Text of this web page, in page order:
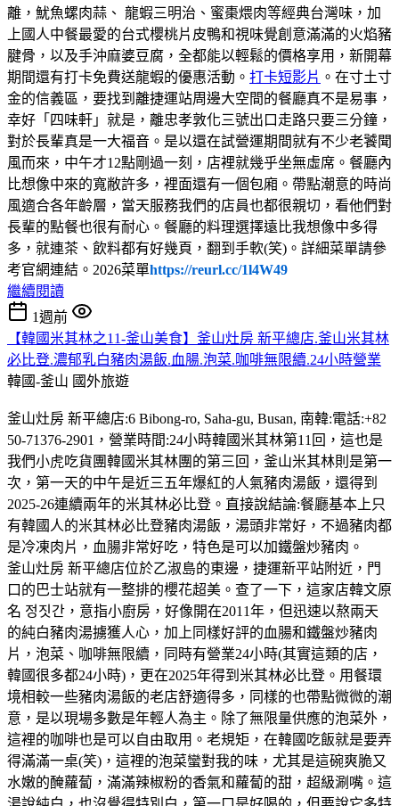
離，魷魚螺肉蒜、 龍蝦三明治、蜜棗煨肉等經典台灣味，加
上國人中餐最愛的台式櫻桃片皮鴨和視味覺創意滿滿的火焰豬
腱骨，以及手沖麻婆豆腐，全都能以輕鬆的價格享用，新開幕
期間還有打卡免費送龍蝦的優惠活動。 打卡短影片 。在寸土寸
金的信義區，要找到離捷運站周邊大空間的餐廳真不是易事，
幸好「四味軒」就是，離忠孝敦化三號出口走路只要三分鐘，
對於長輩真是一大福音。是以還在試營運期間就有不少老饕聞
風而來，中午才12點剛過一刻，店裡就幾乎坐無虛席。餐廳內
比想像中來的寬敝許多，裡面還有一個包廂。帶點潮意的時尚
風適合各年齡層，當天服務我們的店員也都很親切，看他們對
長輩的點餐也很有耐心。餐廳的料理選擇遠比我想像中多得
多，就連茶、飲料都有好幾頁，翻到手軟(笑)。詳細菜單請參
考官網連結。2026菜單https://reurl.cc/1l4W49
繼續閱讀
1週前
【韓國米其林之11-釜山美食】釜山灶房 新平總店.釜山米其林
必比登.濃郁乳白豬肉湯飯.血腸.泡菜.咖啡無限續.24小時營業
韓國-釜山 國外旅遊
釜山灶房 新平總店:6 Bibong-ro, Saha-gu, Busan, 南韓:電話:+82
50-71376-2901，營業時間:24小時韓國米其林第11回，這也是
我們小虎吃貨團韓國米其林團的第三回，釜山米其林則是第一
次，第一天的中午是近三五年爆紅的人氣豬肉湯飯，還得到
2025-26連續兩年的米其林必比登。直接說結論:餐廳基本上只
有韓國人的米其林必比登豬肉湯飯，湯頭非常好，不過豬肉都
是冷凍肉片，血腸非常好吃，特色是可以加鐵盤炒豬肉。
釜山灶房 新平總店位於乙淑島的東邊，捷運新平站附近，門
口的巴士站就有一整排的櫻花超美。查了一下，這家店韓文原
名 정짓간，意指小廚房，好像開在2011年，但迅速以熬兩天
的純白豬肉湯擄獲人心，加上同樣好評的血腸和鐵盤炒豬肉
片，泡菜、咖啡無限續，同時有營業24小時(其實這類的店，
韓國很多都24小時)，更在2025年得到米其林必比登。用餐環
境相較一些豬肉湯飯的老店舒適得多，同樣的也帶點微微的潮
意，是以現場多數是年輕人為主。除了無限量供應的泡菜外，
這裡的咖啡也是可以自由取用。老規矩，在韓國吃飯就是要弄
得滿滿一桌(笑)，這裡的泡菜蠻對我的味，尤其是這碗爽脆又
水嫩的醃蘿蔔，滿滿辣椒粉的香氣和蘿蔔的甜，超級涮嘴。這